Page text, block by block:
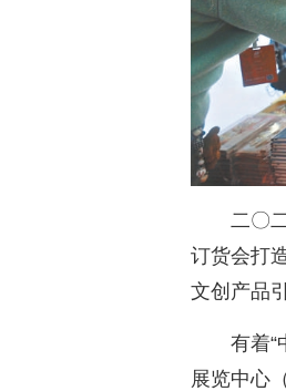
二〇
订货会打
文创产品
有着“
展览中心